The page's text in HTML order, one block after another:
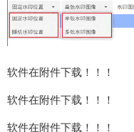
软件在附件下载！！！
软件在附件下载！！！
软件在附件下载！！！